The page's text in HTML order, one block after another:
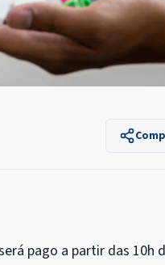
pago a partir das 10h